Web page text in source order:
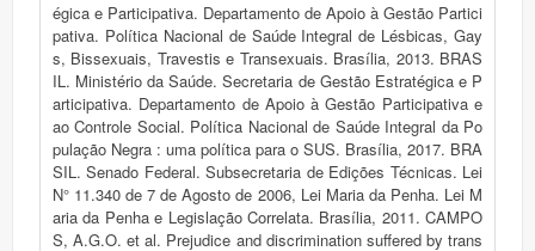
égica e Participativa. Departamento de Apoio à Gestão Partici
pativa. Política Nacional de Saúde Integral de Lésbicas, Gay
s, Bissexuais, Travestis e Transexuais. Brasília, 2013. BRAS
IL. Ministério da Saúde. Secretaria de Gestão Estratégica e P
articipativa. Departamento de Apoio à Gestão Participativa e
ao Controle Social. Política Nacional de Saúde Integral da Po
pulação Negra : uma política para o SUS. Brasília, 2017. BRA
SIL. Senado Federal. Subsecretaria de Edições Técnicas. Lei
N° 11.340 de 7 de Agosto de 2006, Lei Maria da Penha. Lei M
aria da Penha e Legislação Correlata. Brasília, 2011. CAMPO
S, A.G.O. et al. Prejudice and discrimination suffered by trans